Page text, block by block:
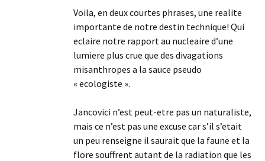
Voila, en deux courtes phrases, une realite
importante de notre destin technique! Qui
eclaire notre rapport au nucleaire d’une
lumiere plus crue que des divagations
misanthropes a la sauce pseudo
« ecologiste ».
Jancovici n’est peut-etre pas un naturaliste,
mais ce n’est pas une excuse car s’il s’etait
un peu renseigne il saurait que la faune et la
flore souffrent autant de la radiation que les